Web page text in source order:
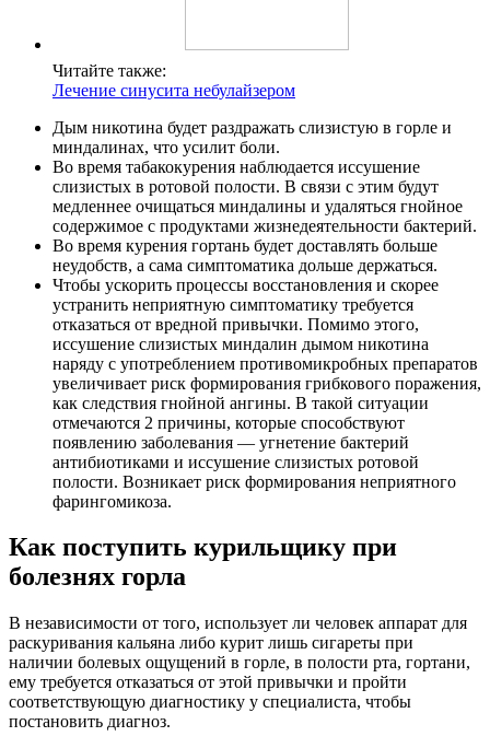
Читайте также:
Лечение синусита небулайзером
Дым никотина будет раздражать слизистую в горле и
миндалинах, что усилит боли.
Во время табакокурения наблюдается иссушение
слизистых в ротовой полости. В связи с этим будут
медленнее очищаться миндалины и удаляться гнойное
содержимое с продуктами жизнедеятельности бактерий.
Во время курения гортань будет доставлять больше
неудобств, а сама симптоматика дольше держаться.
Чтобы ускорить процессы восстановления и скорее
устранить неприятную симптоматику требуется
отказаться от вредной привычки. Помимо этого,
иссушение слизистых миндалин дымом никотина
наряду с употреблением противомикробных препаратов
увеличивает риск формирования грибкового поражения,
как следствия гнойной ангины. В такой ситуации
отмечаются 2 причины, которые способствуют
появлению заболевания — угнетение бактерий
антибиотиками и иссушение слизистых ротовой
полости. Возникает риск формирования неприятного
фарингомикоза.
Как поступить курильщику при
болезнях горла
В независимости от того, использует ли человек аппарат для
раскуривания кальяна либо курит лишь сигареты при
наличии болевых ощущений в горле, в полости рта, гортани,
ему требуется отказаться от этой привычки и пройти
соответствующую диагностику у специалиста, чтобы
постановить диагноз.